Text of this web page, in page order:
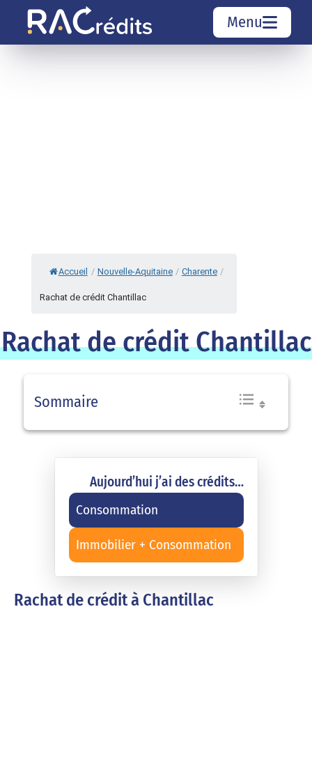
Menu
Accueil / Nouvelle-Aquitaine / Charente /
Rachat de crédit Chantillac
Rachat de crédit Chantillac
Sommaire
Aujourd’hui j’ai des crédits…
Consommation
Immobilier + Consommation
Rachat de crédit à Chantillac